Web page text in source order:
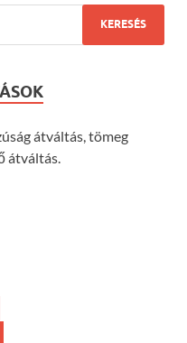
átváltás, tömeg
átváltás.